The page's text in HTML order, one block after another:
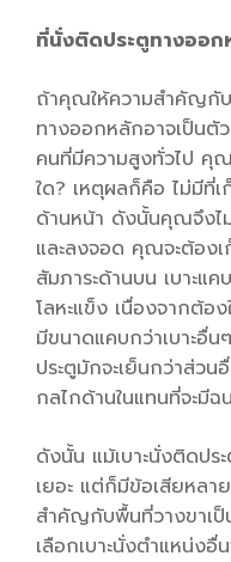
ที่นั่งติดประตูทางออก
ถ้าคุณให้ความสำคัญกับ
ทางออกหลักอาจเป็น
คนที่มีความสูงทั่วไป คุ
ใด? เหตุผลก็คือ ไม่มีที่เ
ด้านหน้า ดังนั้นคุณจึงไม่
และลงจอด คุณจะต้อง
สัมภาระด้านบน เบาะแ
โลหะแข็ง เนื่องจากต้อง
มีขนาดแคบกว่าเบาะอื่
ประตูมักจะเย็นกว่าส่ว
กลไกด้านในแทนที่จะมี
ดังนั้น แม้เบาะนั่งติดปร
เยอะ แต่ก็มีข้อเสียหลา
สำคัญกับพื้นที่วางขาเ
เลือกเบาะนั่งตำแหน่งอื่